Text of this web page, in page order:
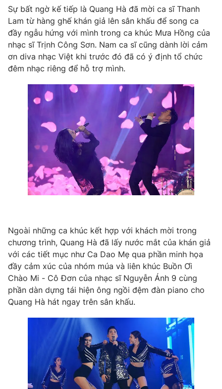
Sự bất ngờ kế tiếp là Quang Hà đã mời ca sĩ Thanh
Lam từ hàng ghế khán giả lên sân khấu để song ca
đầy ngẫu hứng với mình trong ca khúc Mưa Hồng của
nhạc sĩ Trịnh Công Sơn. Nam ca sĩ cũng dành lời cảm
ơn diva nhạc Việt khi trước đó đã có ý định tổ chức
đêm nhạc riêng để hỗ trợ mình.
Ngoài những ca khúc kết hợp với khách mời trong
chương trình, Quang Hà đã lấy nước mắt của khán giả
với các tiết mục như Ca Dao Mẹ qua phần minh họa
đầy cảm xúc của nhóm múa và liên khúc Buồn Ơi
Chào Mi - Cô Đơn của nhạc sĩ Nguyễn Ánh 9 cùng
phần dàn dựng tái hiện ông ngồi đệm đàn piano cho
Quang Hà hát ngay trên sân khấu.